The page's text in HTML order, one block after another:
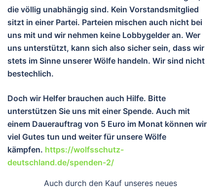
die völlig unabhängig sind. Kein Vorstandsmitglied
sitzt in einer Partei. Parteien mischen auch nicht bei
uns mit und wir nehmen keine Lobbygelder an. Wer
uns unterstützt, kann sich also sicher sein, dass wir
stets im Sinne unserer Wölfe handeln. Wir sind nicht
bestechlich.
Doch wir Helfer brauchen auch Hilfe. Bitte
unterstützen Sie uns mit einer Spende. Auch mit
einem Dauerauftrag von 5 Euro im Monat können wir
viel Gutes tun und weiter für unsere Wölfe
kämpfen. https://wolfsschutz-
deutschland.de/spenden-2/
Auch durch den Kauf unseres neues